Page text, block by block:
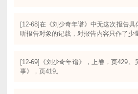
[12-68]在《刘少奇年谱》中无这次报告具
听报告对象的记载，对报告内容只作了少
[12-69]《刘少奇年谱》，上卷，页429。
事》，页419。